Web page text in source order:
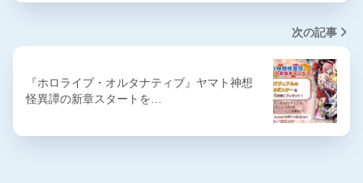
次の記事
『ホロライブ・オルタナティブ』ヤマト神想
怪異譚の新章スタートを…